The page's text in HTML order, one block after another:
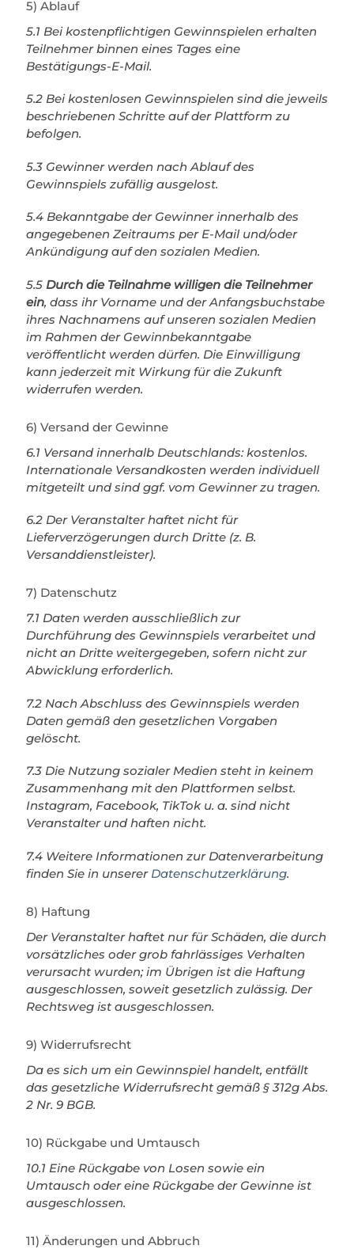
5) Ablauf
5.1 Bei kostenpflichtigen Gewinnspielen erhalten
Teilnehmer binnen eines Tages eine
Bestätigungs-E-Mail.
5.2 Bei kostenlosen Gewinnspielen sind die jeweils
beschriebenen Schritte auf der Plattform zu
befolgen.
5.3 Gewinner werden nach Ablauf des
Gewinnspiels zufällig ausgelost.
5.4 Bekanntgabe der Gewinner innerhalb des
angegebenen Zeitraums per E-Mail und/oder
Ankündigung auf den sozialen Medien.
5.5 Durch die Teilnahme willigen die Teilnehmer
ein, dass ihr Vorname und der Anfangsbuchstabe
ihres Nachnamens auf unseren sozialen Medien
im Rahmen der Gewinnbekanntgabe
veröffentlicht werden dürfen. Die Einwilligung
kann jederzeit mit Wirkung für die Zukunft
widerrufen werden.
6) Versand der Gewinne
6.1 Versand innerhalb Deutschlands: kostenlos.
Internationale Versandkosten werden individuell
mitgeteilt und sind ggf. vom Gewinner zu tragen.
6.2 Der Veranstalter haftet nicht für
Lieferverzögerungen durch Dritte (z. B.
Versanddienstleister).
7) Datenschutz
7.1 Daten werden ausschließlich zur
Durchführung des Gewinnspiels verarbeitet und
nicht an Dritte weitergegeben, sofern nicht zur
Abwicklung erforderlich.
7.2 Nach Abschluss des Gewinnspiels werden
Daten gemäß den gesetzlichen Vorgaben
gelöscht.
7.3 Die Nutzung sozialer Medien steht in keinem
Zusammenhang mit den Plattformen selbst.
Instagram, Facebook, TikTok u. a. sind nicht
Veranstalter und haften nicht.
7.4 Weitere Informationen zur Datenverarbeitung
finden Sie in unserer Datenschutzerklärung.
8) Haftung
Der Veranstalter haftet nur für Schäden, die durch
vorsätzliches oder grob fahrlässiges Verhalten
verursacht wurden; im Übrigen ist die Haftung
ausgeschlossen, soweit gesetzlich zulässig. Der
Rechtsweg ist ausgeschlossen.
9) Widerrufsrecht
Da es sich um ein Gewinnspiel handelt, entfällt
das gesetzliche Widerrufsrecht gemäß § 312g Abs.
2 Nr. 9 BGB.
10) Rückgabe und Umtausch
10.1 Eine Rückgabe von Losen sowie ein
Umtausch oder eine Rückgabe der Gewinne ist
ausgeschlossen.
11) Änderungen und Abbruch